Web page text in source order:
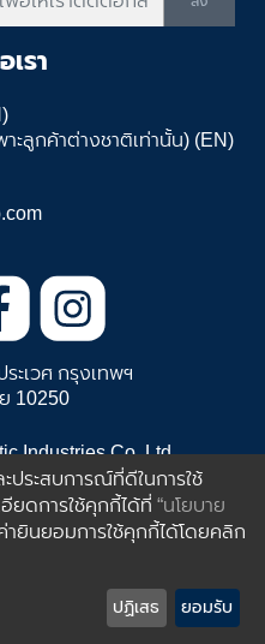
รา
ะลูกค้าต่างชาติเท่านั้น) (EN)
ะเวศ กรุงเทพฯ
ย 10250
Industries Co.,Ltd
ประสบการณ์ที่ดีในการใช้
อียดการใช้คุกกี้ได้ที่ “นโยบาย
ายินยอมการใช้คุกกี้ได้โดยคลิก
ปฏิเสธ ยอมรับ